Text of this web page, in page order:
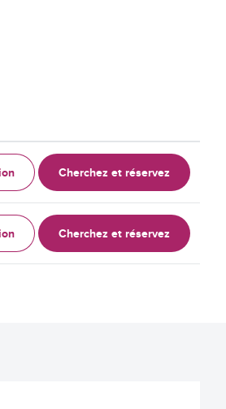
Cherchez et réservez
Cherchez et réservez